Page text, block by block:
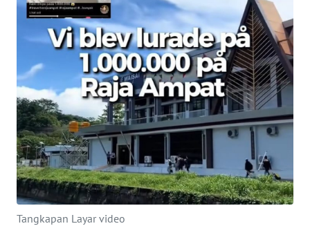
Tangkapan Layar video
IKLAN
TENTANG
KAMI
PEDOMAN
MEDIA
SIBER
REDAKSI